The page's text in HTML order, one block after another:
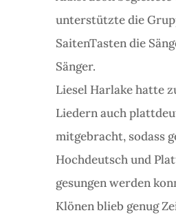
unterstützte die
SaitenTasten die
Sänger.
Liesel Harlake hatte
Liedern auch
mitgebracht, sodass
Hochdeutsch und
gesungen werden
Klönen blieb genug